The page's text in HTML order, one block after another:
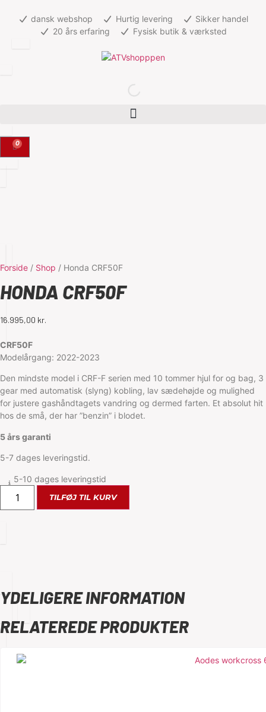
dansk webshop Hurtig levering
Sikker handel
20 års erfaring
Fysisk butik & værksted
0
Forside / Shop / Honda CRF50F
HONDA CRF50F
16.995,00 kr.
CRF50F
Modelårgang: 2022-2023
Den mindste model i CRF-F serien med 10 tommer hjul for og bag, 3
gear med automatisk (slyng) kobling, lav sædehøjde og mulighed
for justere gashåndtagets vandring og dermed farten. Et absolut hit
hos de små, der har ”benzin” i blodet.
5 års garanti
5-7 dages leveringstid.
5-10 dages leveringstid
TILFØJ TIL KURV
YDELIGERE INFORMATION
RELATEREDE PRODUKTER